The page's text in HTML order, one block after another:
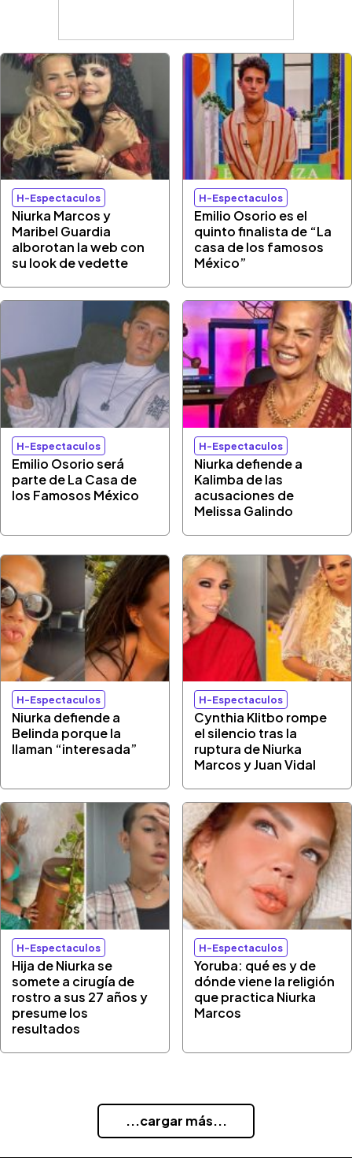
H-Espectaculos
Niurka Marcos y
Maribel Guardia
alborotan la web con
su look de vedette
H-Espectaculos
Emilio Osorio es el
quinto finalista de “La
casa de los famosos
México”
H-Espectaculos
Emilio Osorio será
parte de La Casa de
los Famosos México
H-Espectaculos
Niurka defiende a
Kalimba de las
acusaciones de
Melissa Galindo
H-Espectaculos
Niurka defiende a
Belinda porque la
llaman “interesada”
H-Espectaculos
Cynthia Klitbo rompe
el silencio tras la
ruptura de Niurka
Marcos y Juan Vidal
H-Espectaculos
Hija de Niurka se
somete a cirugía de
rostro a sus 27 años y
presume los
resultados
H-Espectaculos
Yoruba: qué es y de
dónde viene la religión
que practica Niurka
Marcos
...cargar más...